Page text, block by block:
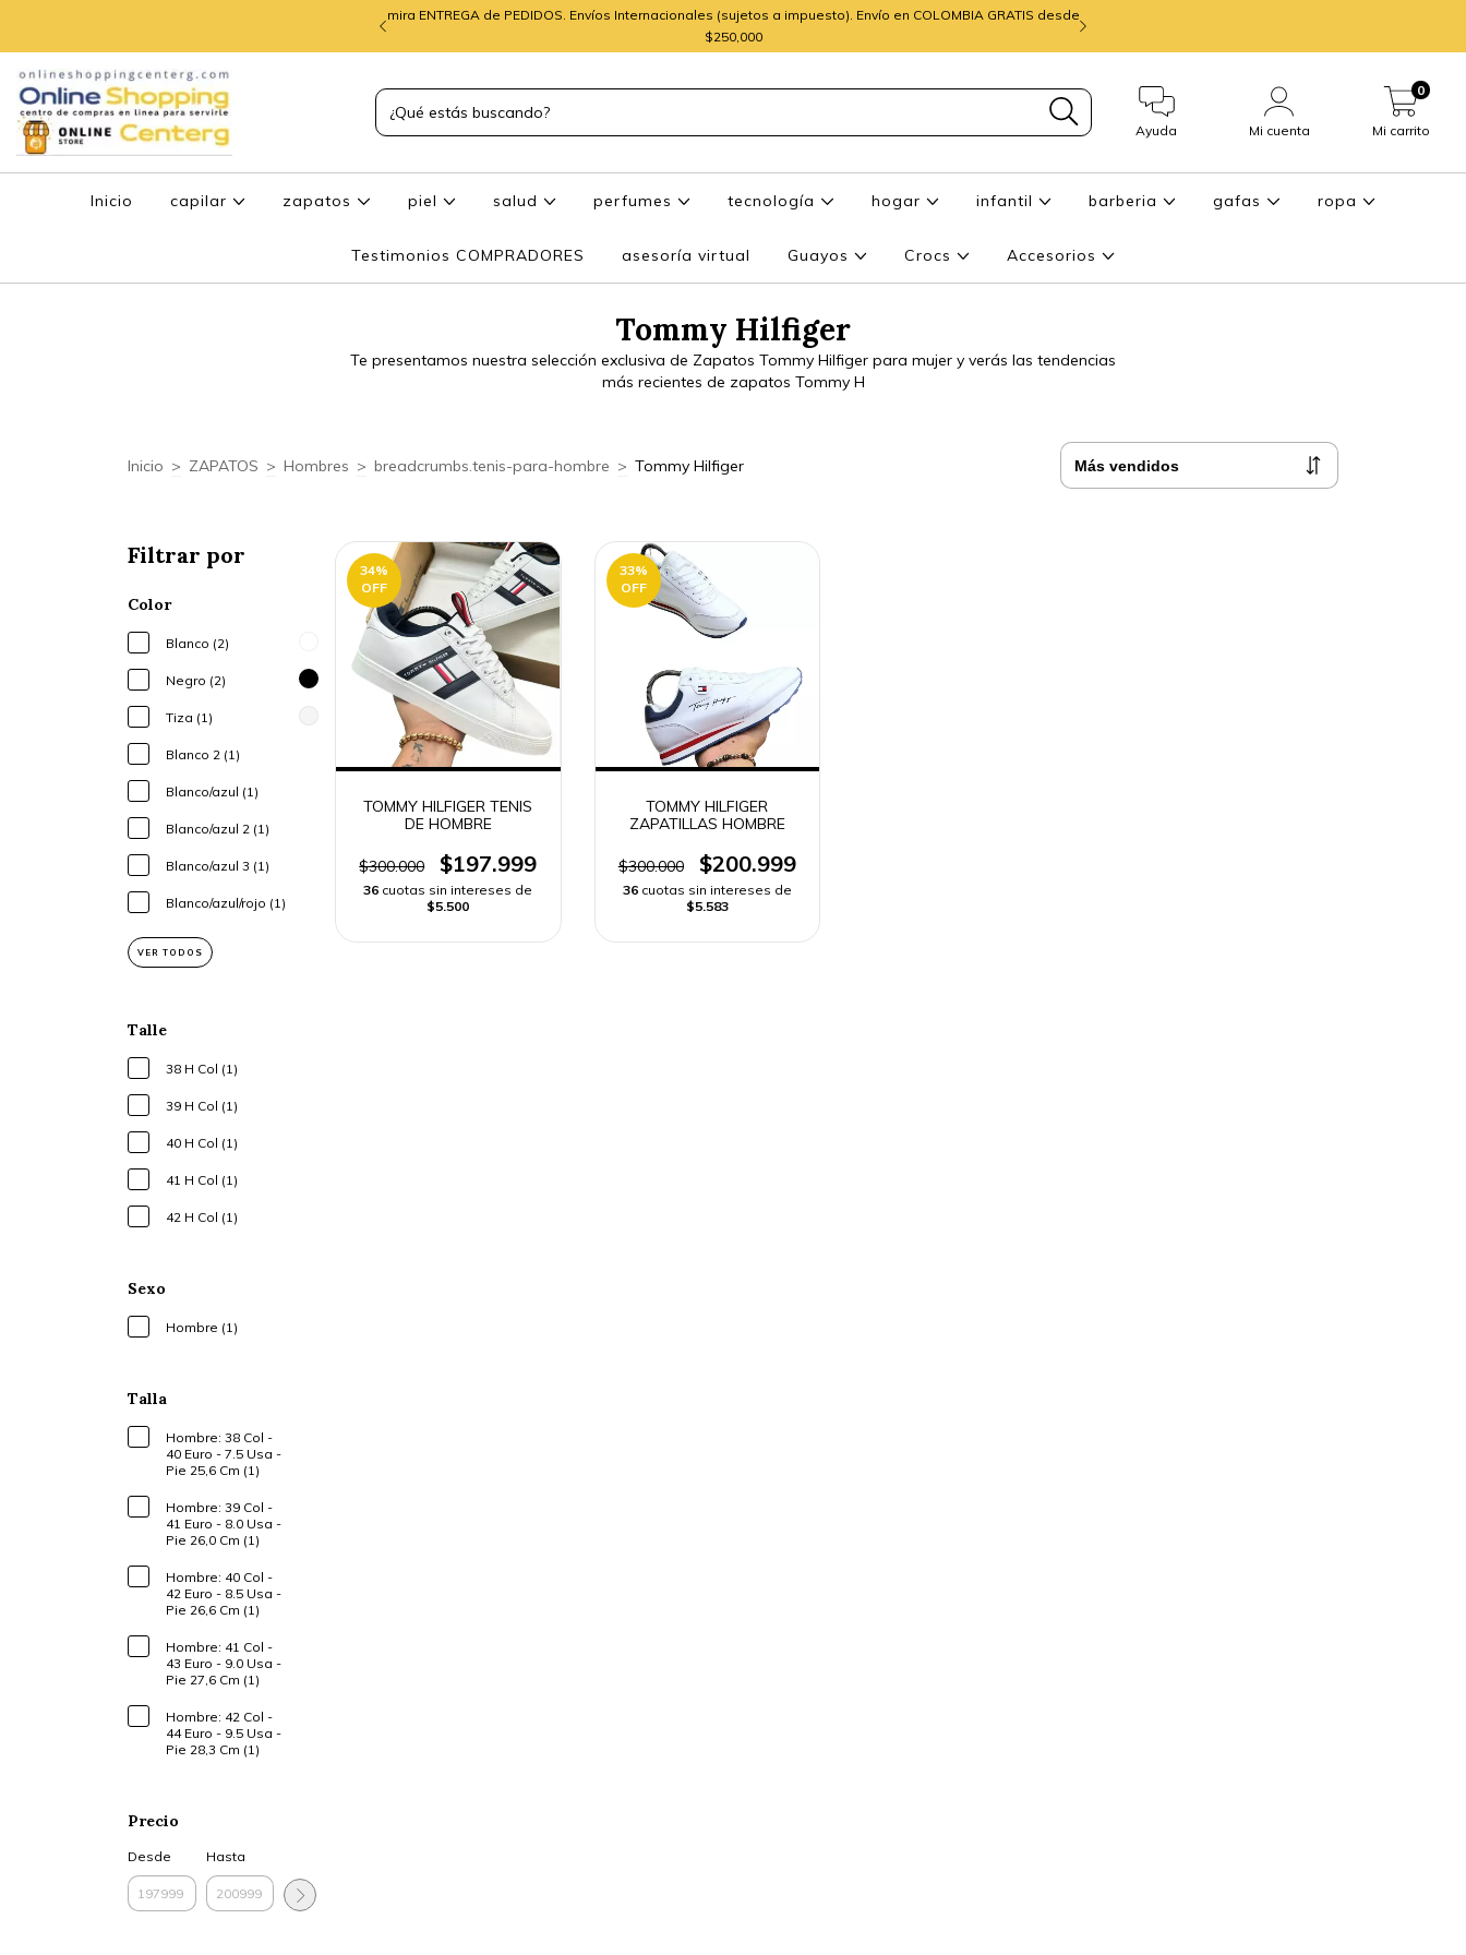
mira ENTREGA de PEDIDOS. Envíos Internacionales (sujetos a impuesto). Envío en COLOMBIA GRATIS desde
$250,000
Ayuda Mi cuenta Mi carrito
0
Inicio capilar zapatos piel salud perfumes tecnología hogar infantil barberia gafas ropa
Testimonios COMPRADORES asesoría virtual Guayos Crocs Accesorios
Tommy Hilfiger
Te presentamos nuestra selección exclusiva de Zapatos Tommy Hilfiger para mujer y verás las tendencias
más recientes de zapatos Tommy H
Inicio > ZAPATOS > Hombres > breadcrumbs.tenis-para-hombre > Tommy Hilfiger
Filtrar por
Color
Blanco (2)
Negro (2)
Tiza (1)
Blanco 2 (1)
Blanco/azul (1)
Blanco/azul 2 (1)
Blanco/azul 3 (1)
Blanco/azul/rojo (1)
VER TODOS
Talle
38 H Col (1)
39 H Col (1)
40 H Col (1)
41 H Col (1)
42 H Col (1)
Sexo
Hombre (1)
Talla
Hombre: 38 Col -
40 Euro - 7.5 Usa -
Pie 25,6 Cm (1)
Hombre: 39 Col -
41 Euro - 8.0 Usa -
Pie 26,0 Cm (1)
Hombre: 40 Col -
42 Euro - 8.5 Usa -
Pie 26,6 Cm (1)
Hombre: 41 Col -
43 Euro - 9.0 Usa -
Pie 27,6 Cm (1)
Hombre: 42 Col -
44 Euro - 9.5 Usa -
Pie 28,3 Cm (1)
Precio
Desde Hasta
34%
OFF
TOMMY HILFIGER TENIS
DE HOMBRE
$300.000 $197.999
36 cuotas sin intereses de
$5.500
33%
OFF
TOMMY HILFIGER
ZAPATILLAS HOMBRE
$300.000 $200.999
36 cuotas sin intereses de
$5.583